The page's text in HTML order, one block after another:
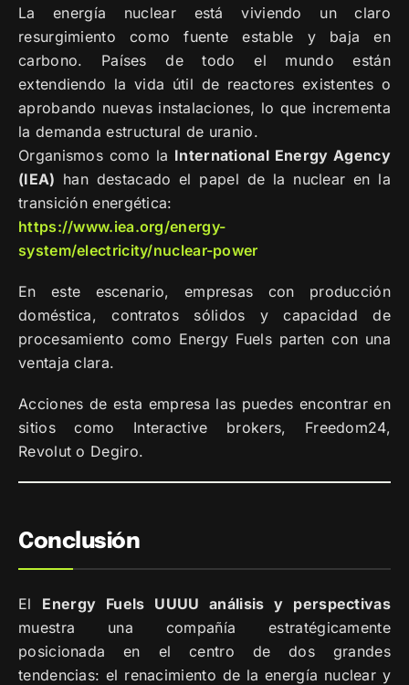
La energía nuclear está viviendo un claro
resurgimiento como fuente estable y baja en
carbono. Países de todo el mundo están
extendiendo la vida útil de reactores existentes o
aprobando nuevas instalaciones, lo que incrementa
la demanda estructural de uranio.
Organismos como la International Energy Agency
(IEA) han destacado el papel de la nuclear en la
transición energética:
https://www.iea.org/energy-
system/electricity/nuclear-power
En este escenario, empresas con producción
doméstica, contratos sólidos y capacidad de
procesamiento como Energy Fuels parten con una
ventaja clara.
Acciones de esta empresa las puedes encontrar en
sitios como Interactive brokers, Freedom24,
Revolut o Degiro.
Conclusión
El Energy Fuels UUUU análisis y perspectivas
muestra una compañía estratégicamente
posicionada en el centro de dos grandes
tendencias: el renacimiento de la energía nuclear y